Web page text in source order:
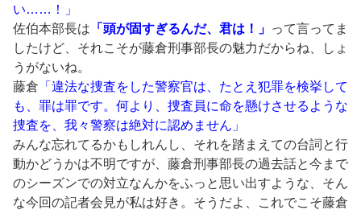
い……！」
佐伯本部長は 「頭が固すぎるんだ、君は！」 って言ってま
したけど、それこそが藤倉刑事部長の魅力だからね、しょ
うがないね。
藤倉 「違法な捜査をした警察官は、たとえ犯罪を検挙して
も、罪は罪です。何より、捜査員に命を懸けさせるような
捜査を、我々警察は絶対に認めません」
みんな忘れてるかもしれんし、それを踏まえての台詞と行
動かどうかは不明ですが、藤倉刑事部長の過去話と今まで
のシーズンでの対立なんかをふっと思い出すような、そん
な今回の記者会見が私は好き。そうだよ、これでこそ藤倉